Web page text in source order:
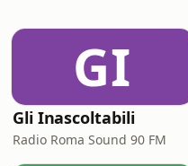
GI
Gli Inascoltabili
Radio Roma Sound 90 FM